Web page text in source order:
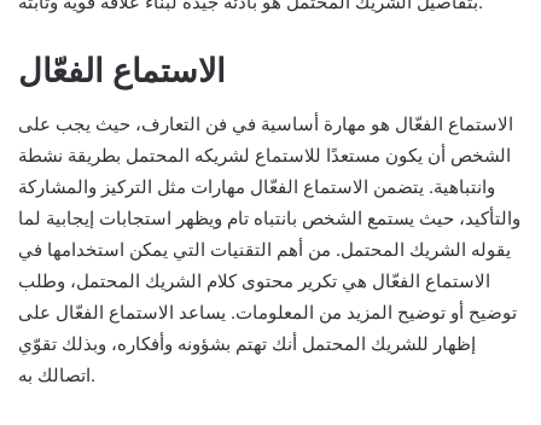
الاستماع الفعّال
الاستماع الفعّال هو مهارة أساسية في فن التعارف، حيث يجب على
الشخص أن يكون مستعدًا للاستماع لشريكه المحتمل بطريقة نشطة
وانتباهية. يتضمن الاستماع الفعّال مهارات مثل التركيز والمشاركة
والتأكيد، حيث يستمع الشخص بانتباه تام ويظهر استجابات إيجابية لما
يقوله الشريك المحتمل. من أهم التقنيات التي يمكن استخدامها في
الاستماع الفعّال هي تكرير محتوى كلام الشريك المحتمل، وطلب
توضيح أو توضيح المزيد من المعلومات. يساعد الاستماع الفعّال على
إظهار للشريك المحتمل أنك تهتم بشؤونه وأفكاره، وبذلك تقوّي
اتصالك به.